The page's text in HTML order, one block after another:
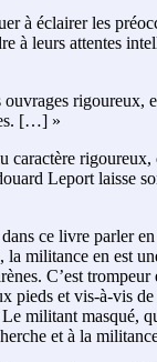
à éclairer les
à leurs attentes
ouvrages rigoureux,
[…] »
rigoureux,
Leport laisse
ce livre parler
la militance en est
C’est
pieds et vis-à-vis
militant masqué,
et à la